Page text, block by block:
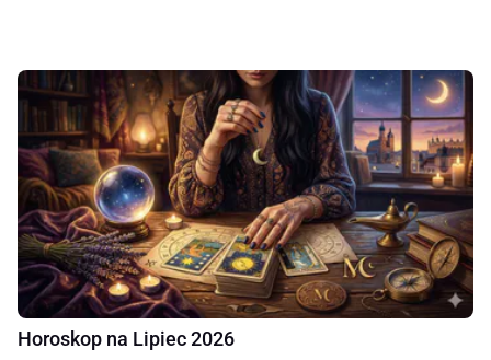
Horoskop na Lipiec 2026